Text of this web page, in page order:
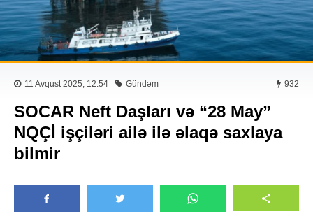
11 Avqust 2025, 12:54 Gündəm 932
SOCAR Neft Daşları və “28 May”
NQÇİ işçiləri ailə ilə əlaqə saxlaya
bilmir